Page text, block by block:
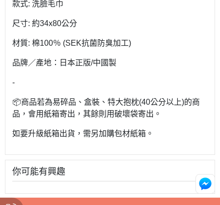
款式: 洗臉毛巾
尺寸: 約34x80公分
材質: 棉100％ (SEK抗菌防臭加工)
品牌／產地：日本正版/中國製
-
📦商品若為易碎品、盒裝、特大抱枕(40公分以上)的商
品，會用紙箱寄出，其餘則用破壞袋寄出。
如要升級紙箱出貨，需另加購包材紙箱。
你可能有興趣